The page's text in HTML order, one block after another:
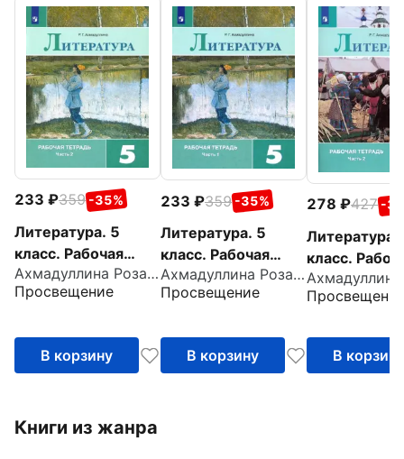
233 359 -35%
Литература. 5
класс. Рабочая
тетрадь. В 2-х
частях. Часть 2.
Ахмадуллина Роза Габдулловна
Просвещение
В корзину
233 359 -35%
Литература. 5
класс. Рабочая
тетрадь. В 2-х
частях. Часть 1.
Ахмадуллина Роза Габдулловна
Просвещение
В корзину
278 427 -
Литература.
класс.
тетрадь. В
частях.
В корзину
Книги из жанра